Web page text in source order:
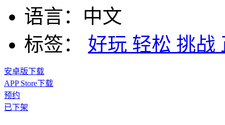
语言： 中文
标签：
好玩 轻松 挑战
安卓版下载
APP Store下载
预约
已下架